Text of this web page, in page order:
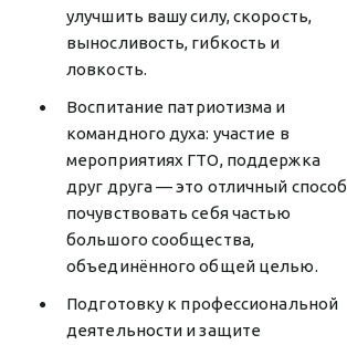
улучшить вашу силу, скорость,
выносливость, гибкость и
ловкость.
Воспитание патриотизма и
командного духа: участие в
мероприятиях ГТО, поддержка
друг друга — это отличный способ
почувствовать себя частью
большого сообщества,
объединённого общей целью.
Подготовку к профессиональной
деятельности и защите